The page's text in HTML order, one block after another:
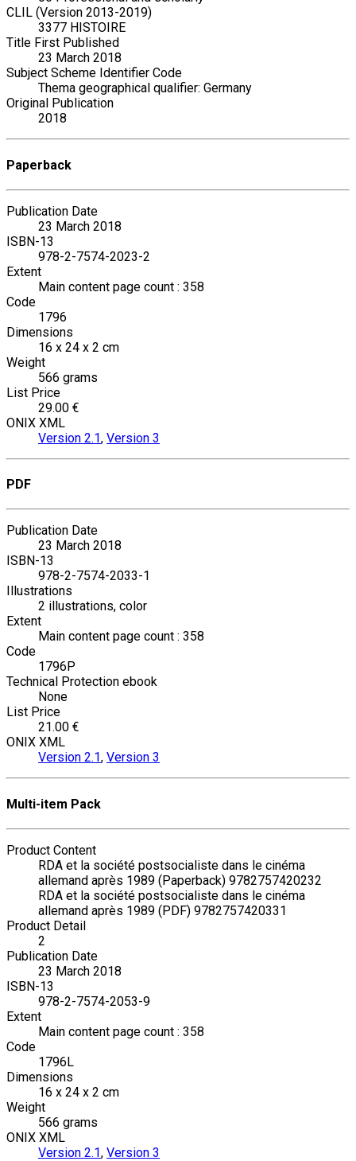
CLIL (Version 2013-2019)
3377 HISTOIRE
Title First Published
23 March 2018
Subject Scheme Identifier Code
Thema geographical qualifier: Germany
Original Publication
2018
Paperback
Publication Date
23 March 2018
ISBN-13
978-2-7574-2023-2
Extent
Main content page count : 358
Code
1796
Dimensions
16 x 24 x 2 cm
Weight
566 grams
List Price
29.00 €
ONIX XML
Version 2.1, Version 3
PDF
Publication Date
23 March 2018
ISBN-13
978-2-7574-2033-1
Illustrations
2 illustrations, color
Extent
Main content page count : 358
Code
1796P
Technical Protection ebook
None
List Price
21.00 €
ONIX XML
Version 2.1, Version 3
Multi-item Pack
Product Content
RDA et la société postsocialiste dans le cinéma
allemand après 1989 (Paperback) 9782757420232
RDA et la société postsocialiste dans le cinéma
allemand après 1989 (PDF) 9782757420331
Product Detail
2
Publication Date
23 March 2018
ISBN-13
978-2-7574-2053-9
Extent
Main content page count : 358
Code
1796L
Dimensions
16 x 24 x 2 cm
Weight
566 grams
ONIX XML
Version 2.1, Version 3